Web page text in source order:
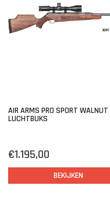
AIR ARMS PRO SPORT WALNUT
LUCHTBUKS
€1.195,00
BEKIJKEN